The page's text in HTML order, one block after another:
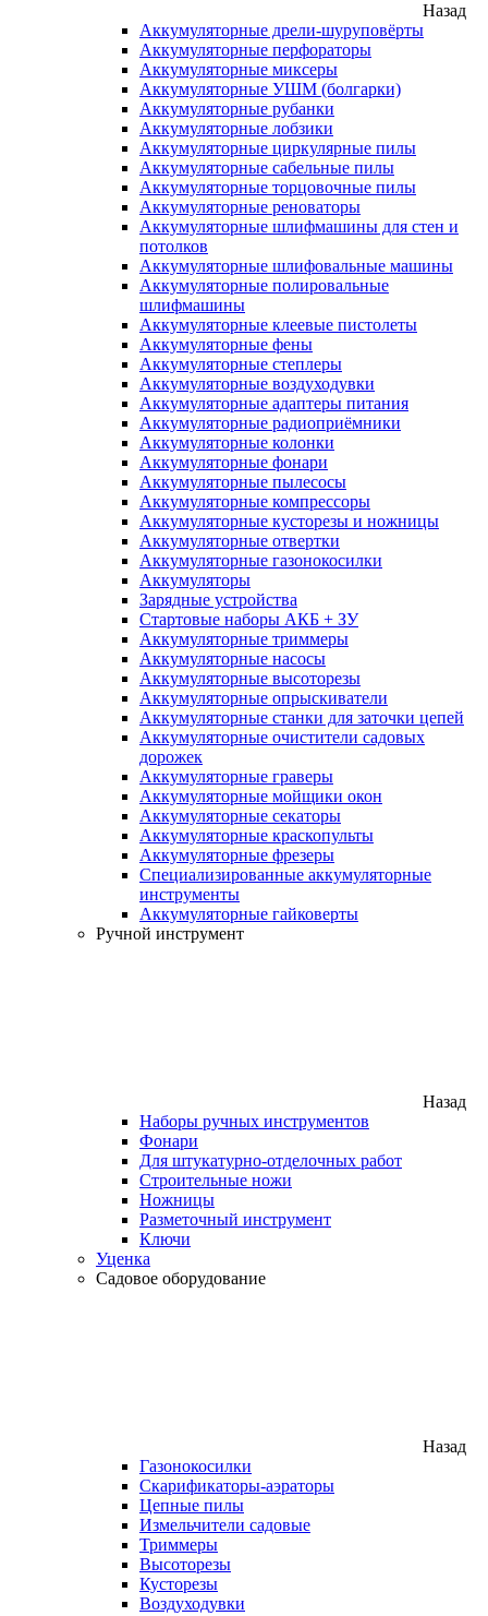
Назад
Аккумуляторные дрели-шуруповёрты
Аккумуляторные перфораторы
Аккумуляторные миксеры
Аккумуляторные УШМ (болгарки)
Аккумуляторные рубанки
Аккумуляторные лобзики
Аккумуляторные циркулярные пилы
Аккумуляторные сабельные пилы
Аккумуляторные торцовочные пилы
Аккумуляторные реноваторы
Аккумуляторные шлифмашины для стен и
потолков
Аккумуляторные шлифовальные машины
Аккумуляторные полировальные
шлифмашины
Аккумуляторные клеевые пистолеты
Аккумуляторные фены
Аккумуляторные степлеры
Аккумуляторные воздуходувки
Аккумуляторные адаптеры питания
Аккумуляторные радиоприёмники
Аккумуляторные колонки
Аккумуляторные фонари
Аккумуляторные пылесосы
Аккумуляторные компрессоры
Аккумуляторные кусторезы и ножницы
Аккумуляторные отвертки
Аккумуляторные газонокосилки
Аккумуляторы
Зарядные устройства
Стартовые наборы АКБ + ЗУ
Аккумуляторные триммеры
Аккумуляторные насосы
Аккумуляторные высоторезы
Аккумуляторные опрыскиватели
Аккумуляторные станки для заточки цепей
Аккумуляторные очистители садовых
дорожек
Аккумуляторные граверы
Аккумуляторные мойщики окон
Аккумуляторные секаторы
Аккумуляторные краскопульты
Аккумуляторные фрезеры
Специализированные аккумуляторные
инструменты
Аккумуляторные гайковерты
Ручной инструмент
Назад
Наборы ручных инструментов
Фонари
Для штукатурно-отделочных работ
Строительные ножи
Ножницы
Разметочный инструмент
Ключи
Уценка
Садовое оборудование
Назад
Газонокосилки
Скарификаторы-аэраторы
Цепные пилы
Измельчители садовые
Триммеры
Высоторезы
Кусторезы
Воздуходувки